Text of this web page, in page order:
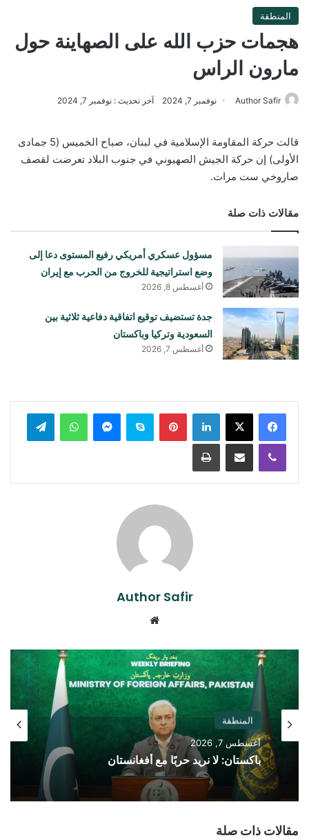
المنطقة
هجمات حزب الله على الصهاينة حول
مارون الراس
Author Safir نوفمبر 7, 2024 آخر تحديث : نوفمبر 7, 2024
قالت حركة المقاومة الإسلامية في لبنان، صباح الخميس (5 جمادى
الأولى) إن حركة الجيش الصهيوني في جنوب البلاد تعرضت لقصف
صاروخي ست مرات.
مقالات ذات صلة
مسؤول عسكري أمريكي رفيع المستوى دعا إلى
وضع استراتيجية للخروج من الحرب مع إيران
أغسطس 8, 2026
جدة تستضيف توقيع اتفاقية دفاعية ثلاثية بين
السعودية وتركيا وباكستان
أغسطس 7, 2026
لينكدإن بينتيريستسكايب ماسنجر واتساب تيلقرام
ڤايبر مشاركة عبر البريد طباعة
Author Safir
المنطقة
أغسطس 7, 2026
باكستان: لا نريد حربًا مع أفغانستان
مقالات ذات صلة